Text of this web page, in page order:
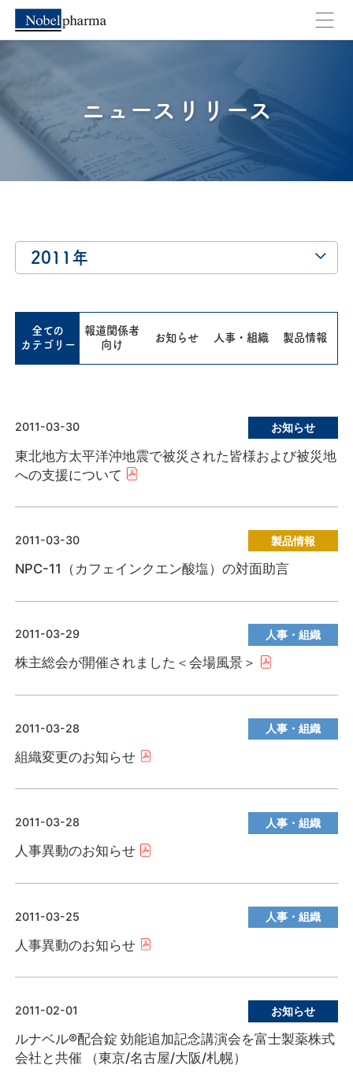
キャンセル OK
ニュースリリース
2011年
全ての
カテゴリー
報道関係者
向け
お知らせ 人事・組織 製品情報
2011-03-30 お知らせ
東北地方太平洋沖地震で被災された皆様および被災地
への支援について
2011-03-30 製品情報
NPC-11（カフェインクエン酸塩）の対面助言
2011-03-29 人事・組織
株主総会が開催されました＜会場風景＞
2011-03-28 人事・組織
組織変更のお知らせ
2011-03-28 人事・組織
人事異動のお知らせ
2011-03-25 人事・組織
人事異動のお知らせ
2011-02-01 お知らせ
ルナベル®配合錠 効能追加記念講演会を富士製薬株式
会社と共催 （東京/名古屋/大阪/札幌）